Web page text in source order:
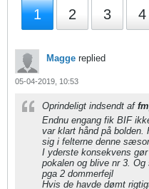
1 2 3 4
Magge replied
05-04-2019, 10:53
Oprindeligt indsendt af
Endnu engang fik BIF
var klart hånd på bolden.
sig i felterne denne
I yderste konsekvens
pokalen og blive nr 3.
pga 2 dommerfejl
Hvis de havde dømt